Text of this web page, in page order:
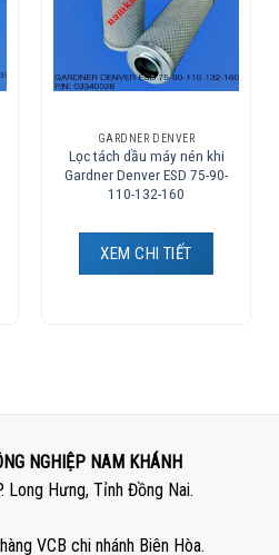
GARDNER DENVER
Lọc tách dầu máy nén khi
Gardner Denver ESD 75-90-
110-132-160
XEM CHI TIẾT
NGHIỆP NAM KHÁNH
Long Hưng, Tỉnh Đồng Nai.
VCB chi nhánh Biên Hòa.